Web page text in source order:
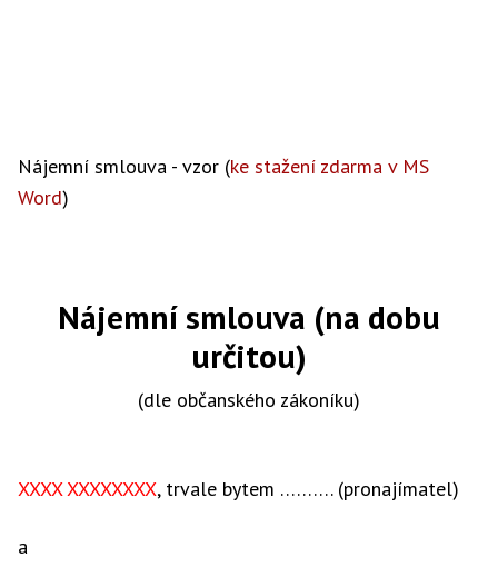
Nájemní smlouva - vzor (ke stažení zdarma v MS
Word)
Nájemní smlouva (na dobu
určitou)
(dle občanského zákoníku)
XXXX XXXXXXXX, trvale bytem ………. (pronajímatel)
a